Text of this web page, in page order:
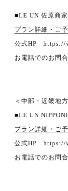
■LE UN 佐原商
プラン詳細・ご
公式HP https://
お電話でのお問
＜中部・近畿地
■LE UN
プラン詳細・ご
公式HP https://
お電話でのお問